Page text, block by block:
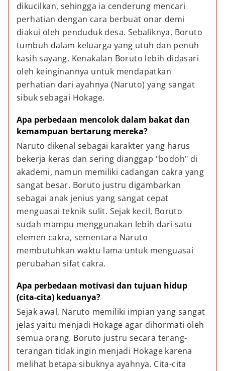
dikucilkan, sehingga ia cenderung mencari
perhatian dengan cara berbuat onar demi
diakui oleh penduduk desa. Sebaliknya, Boruto
tumbuh dalam keluarga yang utuh dan penuh
kasih sayang. Kenakalan Boruto lebih didasari
oleh keinginannya untuk mendapatkan
perhatian dari ayahnya (Naruto) yang sangat
sibuk sebagai Hokage.
Apa perbedaan mencolok dalam bakat dan
kemampuan bertarung mereka?
Naruto dikenal sebagai karakter yang harus
bekerja keras dan sering dianggap "bodoh" di
akademi, namun memiliki cadangan cakra yang
sangat besar. Boruto justru digambarkan
sebagai anak jenius yang sangat cepat
menguasai teknik sulit. Sejak kecil, Boruto
sudah mampu menggunakan lebih dari satu
elemen cakra, sementara Naruto
membutuhkan waktu lama untuk menguasai
perubahan sifat cakra.
Apa perbedaan motivasi dan tujuan hidup
(cita-cita) keduanya?
Sejak awal, Naruto memiliki impian yang sangat
jelas yaitu menjadi Hokage agar dihormati oleh
semua orang. Boruto justru secara terang-
terangan tidak ingin menjadi Hokage karena
melihat betapa sibuknya ayahnya. Cita-cita